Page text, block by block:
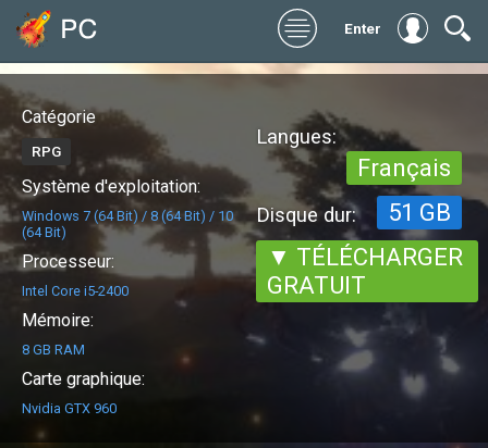
Enter
Catégorie
RPG
Système d'exploitation:
Windows 7 (64 Bit) / 8 (64 Bit) / 10
(64 Bit)
Processeur:
Intel Core i5-2400
Mémoire:
8 GB RAM
Carte graphique:
Nvidia GTX 960
Langues:
Français
Disque dur:
51 GB
▼ TÉLÉCHARGER
GRATUIT